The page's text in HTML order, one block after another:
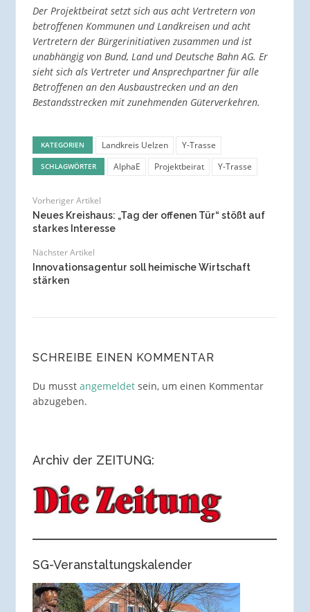
Der Projektbeirat setzt sich aus acht Vertretern von
betroffenen Kommunen und Landkreisen und acht
Vertretern der Bürgerinitiativen zusammen und ist
unabhängig von Bund, Land und Deutsche Bahn AG. Er
sieht sich als Vertreter und Ansprechpartner für alle
Betroffenen an den Ausbaustrecken und an den
Bestandsstrecken mit zunehmenden Güterverkehren.
KATEGORIEN Landkreis Uelzen Y-Trasse
SCHLAGWÖRTER AlphaE Projektbeirat Y-Trasse
Vorheriger Artikel
Neues Kreishaus: „Tag der offenen Tür“ stößt auf
starkes Interesse
Nächster Artikel
Innovationsagentur soll heimische Wirtschaft
stärken
SCHREIBE EINEN KOMMENTAR
Du musst angemeldetsein, um einen Kommentar
abzugeben.
Archiv der ZEITUNG:
SG-Veranstaltungskalender